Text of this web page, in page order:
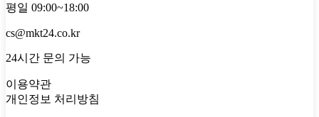
평일 09:00~18:00
cs@mkt24.co.kr
24시간 문의 가능
이용약관
개인정보 처리방침